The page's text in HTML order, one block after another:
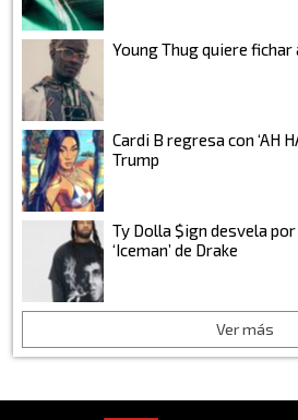
Young Thug quiere fichar
Cardi B regresa con ‘AH
Trump
Ty Dolla $ign desvela
‘Iceman’ de Drake
Ver más